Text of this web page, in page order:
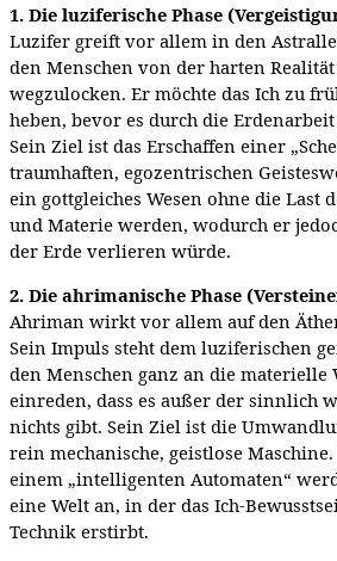
1. Die luziferische Phase
Luzifer greift vor allem in den
den Menschen von der harten
wegzulocken. Er möchte das Ich zu
heben, bevor es durch die
Sein Ziel ist das Erschaffen einer
traumhaften, egozentrischen
ein gottgleiches Wesen ohne die Last
und Materie werden, wodurch er
der Erde verlieren würde.
2. Die ahrimanische Phase
Ahriman wirkt vor allem auf den
Sein Impuls steht dem luziferischen
den Menschen ganz an die materielle
einreden, dass es außer der sinnlich
nichts gibt. Sein Ziel ist die
rein mechanische, geistlose
einem „intelligenten Automaten“
eine Welt an, in der das Ich-
Technik erstirbt.